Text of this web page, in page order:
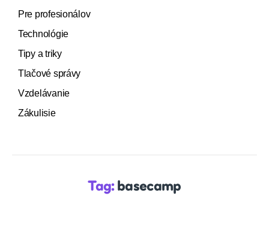
Pre profesionálov
Technológie
Tipy a triky
Tlačové správy
Vzdelávanie
Zákulisie
Tag: basecamp